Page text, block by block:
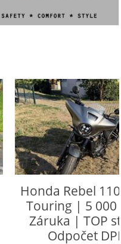
Honda Rebel
Touring | 5
Záruka | TOP
Odpočet